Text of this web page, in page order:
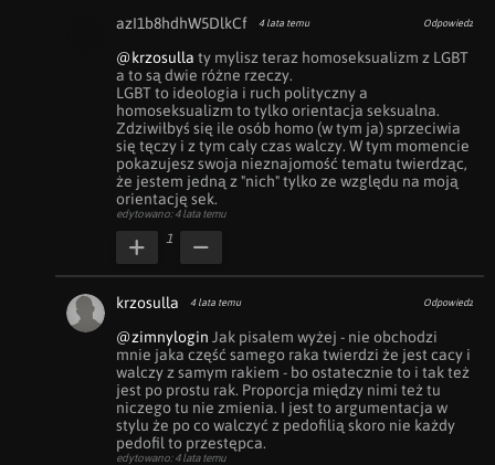
azI1b8hdhW5DlkCf 4 lata temu Odpowiedz
@krzosulla ty mylisz teraz homoseksualizm z LGBT
a to są dwie różne rzeczy.
LGBT to ideologia i ruch polityczny a
homoseksualizm to tylko orientacja seksualna.
Zdziwiłbyś się ile osób homo (w tym ja) sprzeciwia
się tęczy i z tym cały czas walczy. W tym momencie
pokazujesz swoja nieznajomość tematu twierdząc,
że jestem jedną z "nich" tylko ze względu na moją
orientację sek.
edytowano: 4 lata temu
1
krzosulla 4 lata temu Odpowiedz
@zimnylogin Jak pisałem wyżej - nie obchodzi
mnie jaka część samego raka twierdzi że jest cacy i
walczy z samym rakiem - bo ostatecznie to i tak też
jest po prostu rak. Proporcja między nimi też tu
niczego tu nie zmienia. I jest to argumentacja w
stylu że po co walczyć z pedofilią skoro nie każdy
pedofil to przestępca.
edytowano: 4 lata temu